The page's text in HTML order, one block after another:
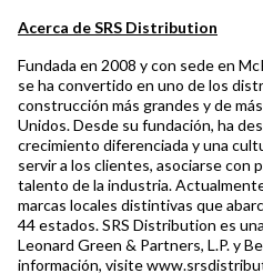
Acerca de SRS Distribution
Fundada en 2008 y con sede en
se ha convertido en uno de los
construcción más grandes y de
Unidos. Desde su fundación, ha
crecimiento diferenciada y una
servir a los clientes, asociarse con
talento de la industria.
marcas locales distintivas que
44 estados. SRS Distribution es
Leonard Green & Partners, L.P. y
información, visite